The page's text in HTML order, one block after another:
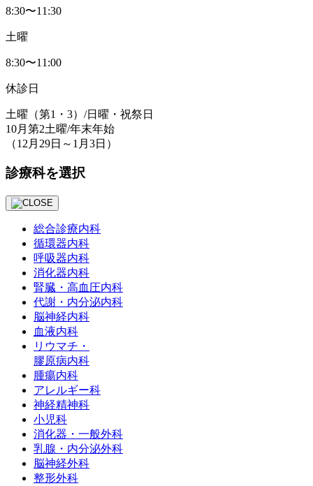
8:30〜11:30
土曜
8:30〜11:00
休診日
土曜 （第1・3） /日曜・祝祭日
10月第2土曜/年末年始
（12月29日～1月3日）
診療科を選択
総合診療内科
循環器内科
呼吸器内科
消化器内科
腎臓・⾼⾎圧内科
代謝・内分泌内科
脳神経内科
⾎液内科
リウマチ・
膠原病内科
腫瘍内科
アレルギー科
神経精神科
小児科
消化器・一般外科
乳腺・内分泌外科
脳神経外科
整形外科